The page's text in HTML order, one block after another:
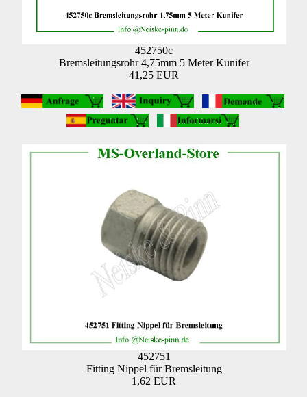
452750c
Bremsleitungsrohr 4,75mm 5 Meter Kunifer
41,25 EUR
452751
Fitting Nippel für Bremsleitung
1,62 EUR